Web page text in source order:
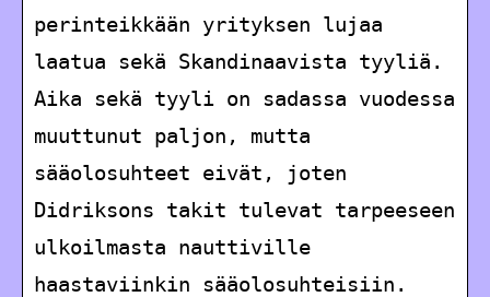
perinteikkään yrityksen lujaa
laatua sekä Skandinaavista tyyliä.
Aika sekä tyyli on sadassa vuodessa
muuttunut paljon, mutta
sääolosuhteet eivät, joten
Didriksons takit tulevat tarpeeseen
ulkoilmasta nauttiville
haastaviinkin sääolosuhteisiin.